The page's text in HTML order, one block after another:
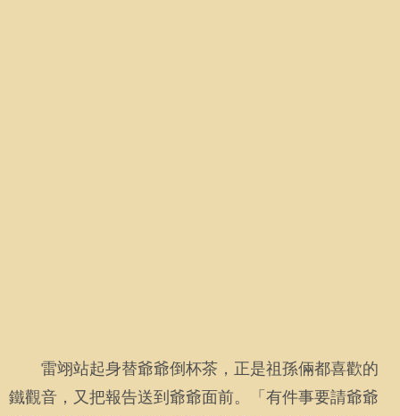
雷翊站起身替爺爺倒杯茶，正是祖孫倆都喜歡的
鐵觀音，又把報告送到爺爺面前。「有件事要請爺爺